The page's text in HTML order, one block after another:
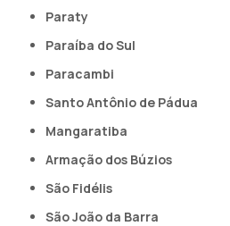
Paraty
Paraíba do Sul
Paracambi
Santo Antônio de Pádua
Mangaratiba
Armação dos Búzios
São Fidélis
São João da Barra